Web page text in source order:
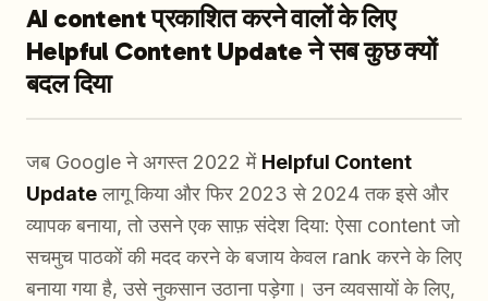
AI content प्रकाशित करने वालों के लिए
Helpful Content Update ने सब कुछ क्यों
बदल दिया
जब Google ने अगस्त 2022 में Helpful Content
Updateलागू किया और फिर 2023 से 2024 तक इसे और
व्यापक बनाया, तो उसने एक साफ़ संदेश दिया: ऐसा content जो
सचमुच पाठकों की मदद करने के बजाय केवल rank करने के लिए
बनाया गया है, उसे नुकसान उठाना पड़ेगा। उन व्यवसायों के लिए,